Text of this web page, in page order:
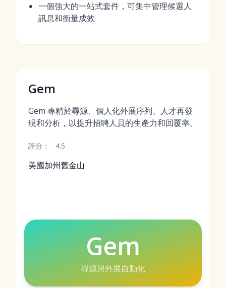
一個強大的一站式套件，可集中管理候選人
訊息和衡量成效
Gem
Gem 專精於尋源、個人化外展序列、人才再發
現和分析，以提升招聘人員的生產力和回覆率。
評分： 4.5
美國加州舊金山
Gem
尋源與外展自動化